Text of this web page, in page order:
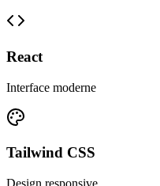
React
Interface moderne
Tailwind CSS
Design responsive